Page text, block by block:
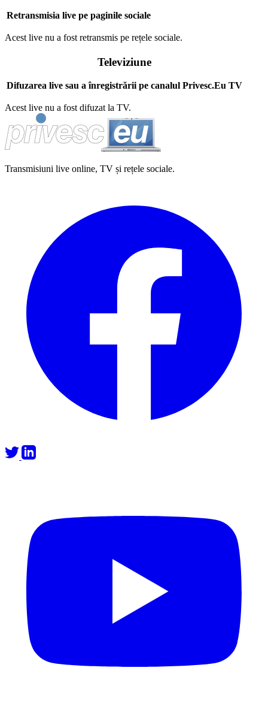
Retransmisia live pe paginile sociale
Acest live nu a fost retransmis pe rețele sociale.
Televiziune
Difuzarea live sau a înregistrării pe canalul Privesc.Eu TV
Acest live nu a fost difuzat la TV.
Transmisiuni live online, TV și rețele sociale.